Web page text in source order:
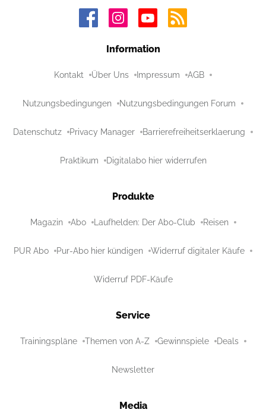
Information
Kontakt Über Uns Impressum AGB
Nutzungsbedingungen Nutzungsbedingungen Forum
Datenschutz Privacy Manager Barrierefreiheitserklaerung
Praktikum Digitalabo hier widerrufen
Produkte
Magazin Abo Laufhelden: Der Abo-Club Reisen
PUR Abo Pur-Abo hier kündigen Widerruf digitaler Käufe
Widerruf PDF-Käufe
Service
Trainingspläne Themen von A-Z Gewinnspiele Deals
Newsletter
Media